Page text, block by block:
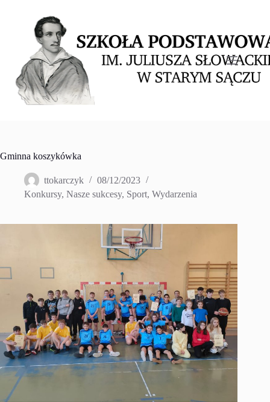
Gminna koszykówka
ttokarczyk
08/12/2023
Konkursy, Nasze sukcesy, Sport, Wydarzenia